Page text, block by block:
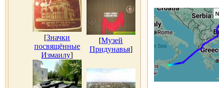
[Значки
посвящённые
Измаилу]
[Музей
Придунавья]